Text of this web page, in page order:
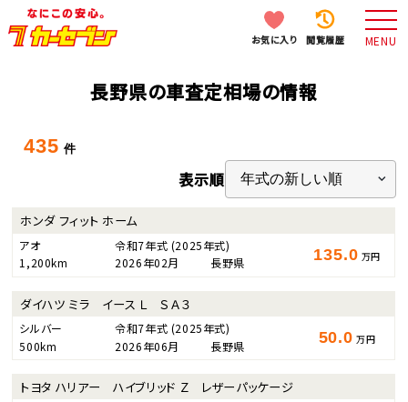
お気に入り 閲覧履歴 MENU
長野県の車査定相場の情報
435 件
表示順
ホンダ フィット ホーム
アオ 令和7年式 (2025年式)
1,200km
2026年02月 長野県 135.0 万円
ダイハツ ミラ イース Ｌ ＳＡ３
シルバー 令和7年式 (2025年式)
500km
2026年06月 長野県 50.0 万円
トヨタ ハリアー ハイブリッド Ｚ レザーパッケージ